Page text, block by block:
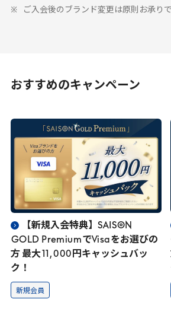
ご入会後のブランド変更は原則お承り
おすすめのキャンペーン
【新規入会特典】SAISON
GOLD PremiumでVisaをお選びの
方 最大 11,000 円キャッシュバッ
ク！
新規会員